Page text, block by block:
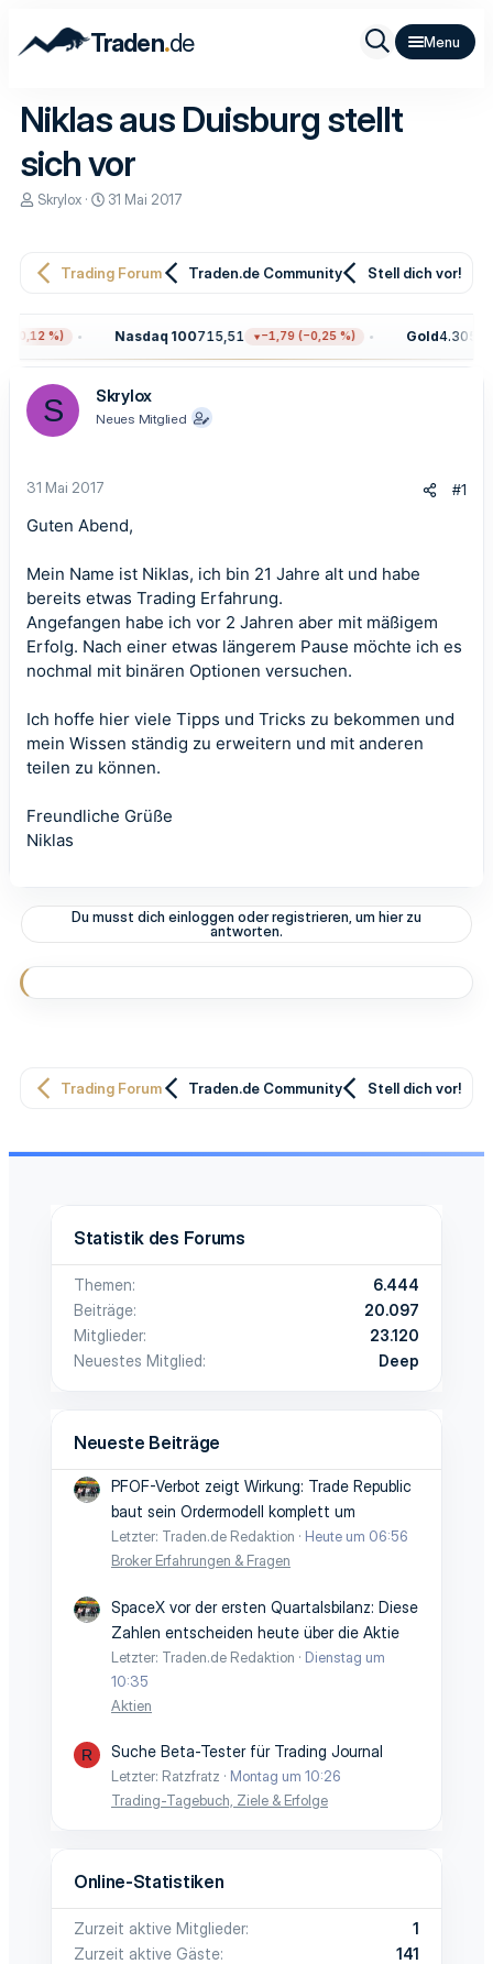
Traden.de
Niklas aus Duisburg stellt
sich vor
E
e
r
Skrylox
E
e
l
m
31 Mai 2017
Trading Forum Traden.de Community Stell dich vor!
%) Nasdaq 100715,51 −1,79 (−0,25 %) Gold4.305,10
S Skrylox
Neues Mitglied
31 Mai 2017 #1
Guten Abend,
Mein Name ist Niklas, ich bin 21 Jahre alt und habe
bereits etwas Trading Erfahrung.
Angefangen habe ich vor 2 Jahren aber mit mäßigem
Erfolg. Nach einer etwas längerem Pause möchte ich es
nochmal mit binären Optionen versuchen.
Ich hoffe hier viele Tipps und Tricks zu bekommen und
mein Wissen ständig zu erweitern und mit anderen
teilen zu können.
Freundliche Grüße
Niklas
Du musst dich einloggen oder registrieren, um hier zu
antworten.
Trading Forum Traden.de Community Stell dich vor!
Statistik des Forums
Themen
6.444
Beiträge
20.097
Mitglieder
23.120
Neuestes Mitglied
Deep
Neueste Beiträge
PFOF-Verbot zeigt Wirkung: Trade Republic
baut sein Ordermodell komplett um
Letzter: Traden.de Redaktion
Heute um 06:56
Broker Erfahrungen & Fragen
SpaceX vor der ersten Quartalsbilanz: Diese
Zahlen entscheiden heute über die Aktie
Letzter: Traden.de Redaktion
Dienstag um
10:35
Aktien
R Suche Beta-Tester für Trading Journal
Letzter: Ratzfratz
Montag um 10:26
Trading-Tagebuch, Ziele & Erfolge
Online-Statistiken
Zurzeit aktive Mitglieder
1
Zurzeit aktive Gäste
141